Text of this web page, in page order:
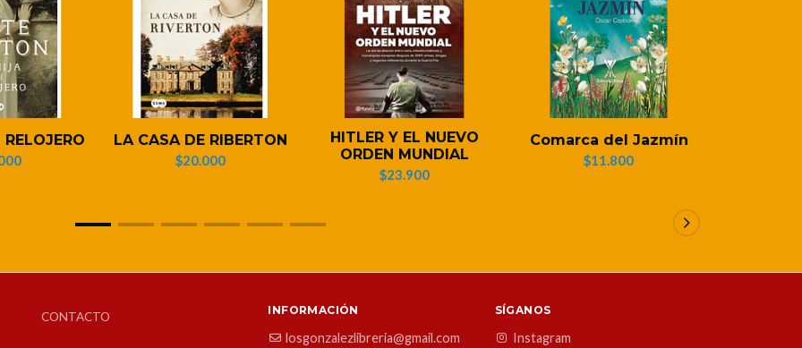
LA CASA DE RIBERTON
$20.000
HITLER Y EL NUEVO
ORDEN MUNDIAL
$23.900
Comarca del Jazmín
$11.800
CONTACTO INFORMACIÓN
losgonzalezlibreria@gmail.com
SÍGANOS
Instagram